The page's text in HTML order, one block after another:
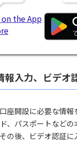
報入力、ビデオ
座開設に必要な情
、パスポートなどの
の後、ビデオ認証に